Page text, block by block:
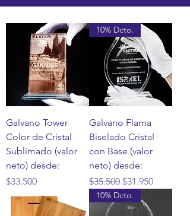
Galvano Tower
Color de Cristal
Sublimado (valor
neto) desde:
Precio
$33.500
10% Dcto.
Galvano Flama
Biselado Cristal
con Base (valor
neto) desde:
Precio
$35.500 Precio de oferta
$31.950
10% Dcto.